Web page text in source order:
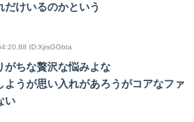
だけいるのかという
ID:XjrsGGbta
がちな贅沢な悩みよな
ようが思い入れがあろうがコアなファ
い